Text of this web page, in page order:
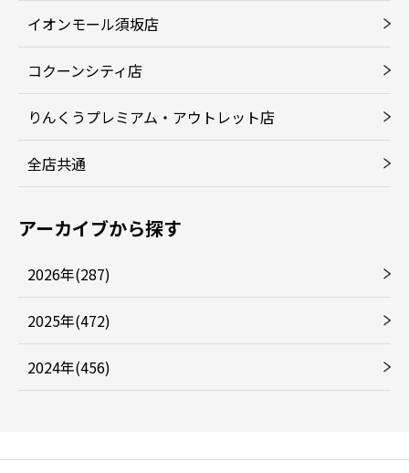
イオンモール須坂店
コクーンシティ店
りんくうプレミアム・アウトレット店
全店共通
アーカイブから探す
2026年(287)
2025年(472)
2024年(456)